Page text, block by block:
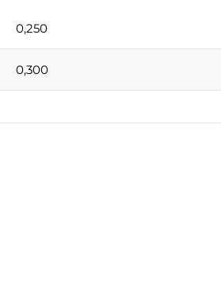
0,250
0,300